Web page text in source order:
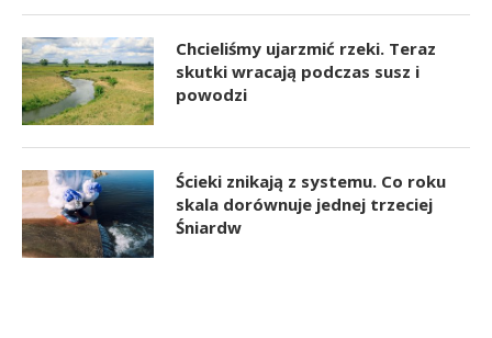
Chcieliśmy ujarzmić rzeki. Teraz
skutki wracają podczas susz i
powodzi
Ścieki znikają z systemu. Co roku
skala dorównuje jednej trzeciej
Śniardw